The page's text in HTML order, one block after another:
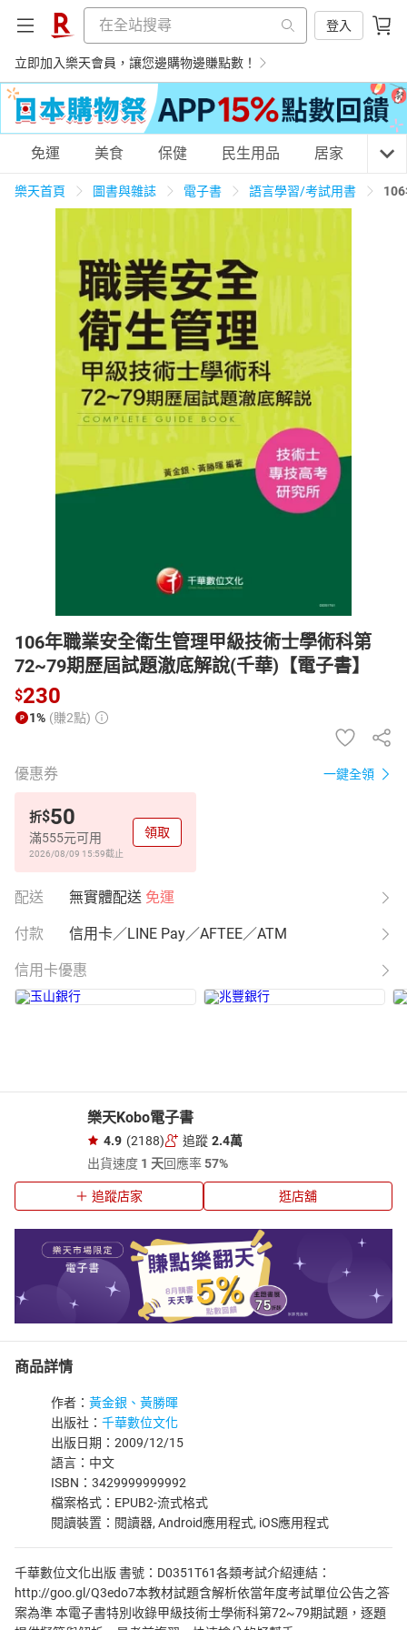
登入
立即加入樂天會員，讓您邊購物邊賺點數！
購物網分類
美食蛋糕 養生保健
居家生活 3C家電 運動休閒
男裝 化妝保養
電子/紙本書
免運 美食 保健 民生用品 居家 3C
樂天首頁 圖書與雜誌 電子書 語言學習/考試用書
106年職業安全衛生管理甲級技術士學術科第
72~79期歷屆試題澈底解說(千華)【電子書】
$230
1% (賺2點)
優惠券 一鍵全領
折$50
滿555元可用
2026/08/09 15:59截止
領取
配送 無實體配送 免運
付款 信用卡／LINE Pay／AFTEE／ATM
信用卡優惠
樂天Kobo電子書
4.9 (2188) 追蹤 2.4萬
出貨速度 1 天回應率57%
追蹤店家 逛店舖
商品詳情
作者： 黃金銀、黃勝暉
出版社： 千華數位文化
出版日期：2009/12/15
語言：中文
ISBN：3429999999992
檔案格式：EPUB2-流式格式
閱讀裝置：閱讀器, Android應用程式, iOS應用程式
千華數位文化出版 書號：D0351T61各類考試介紹連結：
http://goo.gl/Q3edo7本教材試題含解析依當年度考試單位公告之答
案為準 本電子書特別收錄甲級技術士學術科第72~79期試題，逐題